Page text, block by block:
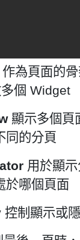
作為頁面的
個 Widget
顯示多個頁
同的分頁
用於顯示
於哪個頁面
控制顯示或